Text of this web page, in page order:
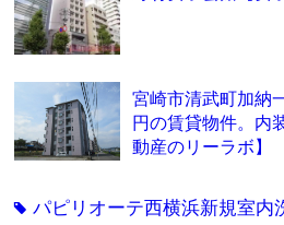
宮崎市清武町加納
円の賃貸物件。内
動産のリーラボ】
tagパピリオーテ西横浜新規室内